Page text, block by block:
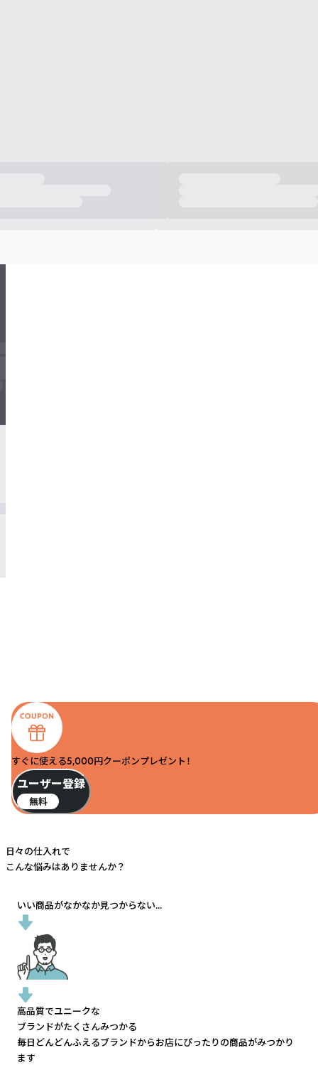
すぐに使える5,000円クーポンプレゼント！
ユーザー登録
無料
日々の仕入れで
こんな悩みはありませんか？
いい商品がなかなか見つからない...
高品質でユニークな
ブランドがたくさんみつかる
毎日どんどんふえるブランドからお店にぴったりの商品がみつかり
ます